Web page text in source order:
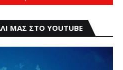
ΜΑΣ ΣΤΟ YOUTUBE